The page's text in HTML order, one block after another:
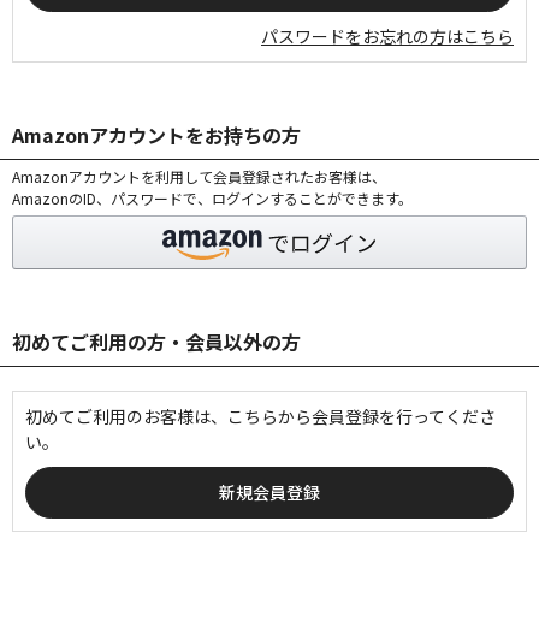
パスワードをお忘れの方はこちら
Amazonアカウントをお持ちの方
Amazonアカウントを利用して会員登録されたお客様は、
AmazonのID、パスワードで、ログインすることができます。
初めてご利用の方・会員以外の方
初めてご利用のお客様は、こちらから会員登録を行ってくださ
い。